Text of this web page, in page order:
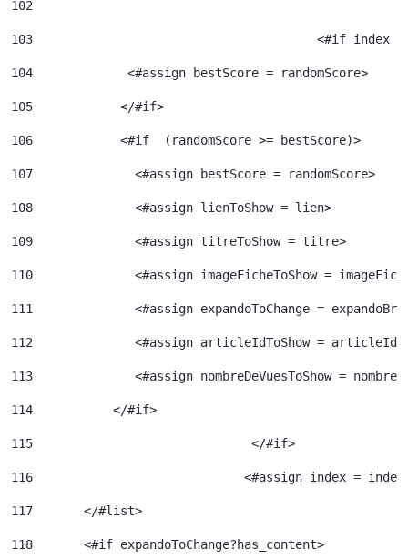
102
103
<#if index
104
             <#assign bestScore = randomScore>
105
            </#if>
106
            <#if  (randomScore >= bestScore)>
107
              <#assign bestScore = randomScore>
108
              <#assign lienToShow = lien>
109
              <#assign titreToShow = titre>
110
<#assign imageFicheToShow =
111
<#assign expandoToChange =
112
<#assign articleIdToShow =
113
<#assign nombreDeVuesToShow =
114
           </#if>
115
				 </#if>
116
<#assign index =
117
	  </#list>
118
	  <#if expandoToChange?has_content>